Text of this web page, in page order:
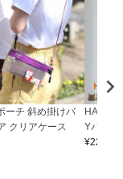
ーチ 斜め掛けバ
クリアケース
Yバッグ
¥22,000